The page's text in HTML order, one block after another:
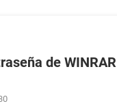
de WINRAR